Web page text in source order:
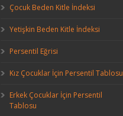
Çocuk Beden Kitle İndeksi
Yetişkin Beden Kitle İndeksi
Persentil Eğrisi
Kız Çocuklar İçin Persentil Tablosu
Erkek Çocuklar İçin Persentil
Tablosu